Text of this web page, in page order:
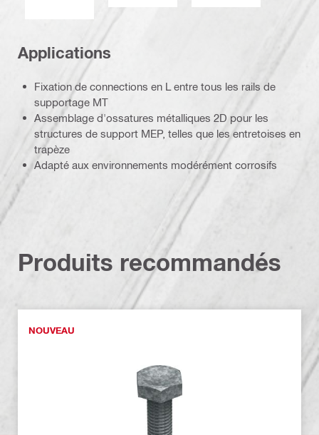
Applications
Fixation de connections en L entre tous les rails de
supportage MT
Assemblage d'ossatures métalliques 2D pour les
structures de support MEP, telles que les entretoises en
trapèze
Adapté aux environnements modérément corrosifs
Produits recommandés
NOUVEAU